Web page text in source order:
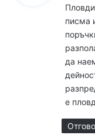
писма
да
е